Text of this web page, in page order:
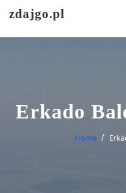
zdajgo.pl
Erkado
Home